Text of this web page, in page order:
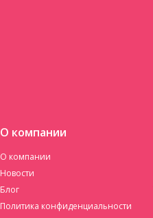
О компании
О компании
Новости
Блог
Политика конфиденциальности